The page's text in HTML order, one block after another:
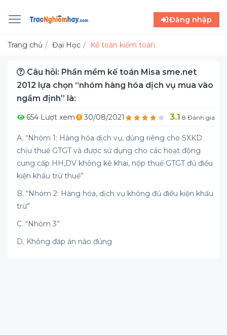
Đăng nhập
Trang chủ Đại Học Kế toán kiểm toán
Câu hỏi: Phần mềm kế toán Misa sme.net
2012 lựa chọn “nhóm hàng hóa dịch vụ mua vào
ngầm định” là:
654 Lượt xem 30/08/2021 3.1 8 Đánh giá
A. “Nhóm 1: Hàng hóa dịch vụ, dùng riêng cho SXKD
chịu thuế GTGT và được sử dụng cho các hoạt động
cung cấp HH,DV không kê khai, nộp thuế GTGT đủ điều
kiện khấu trừ thuế”
B. “Nhóm 2: Hàng hóa, dịch vụ không đủ điều kiện khấu
trừ”
C. “Nhóm 3”
D. Không đáp án nào đúng